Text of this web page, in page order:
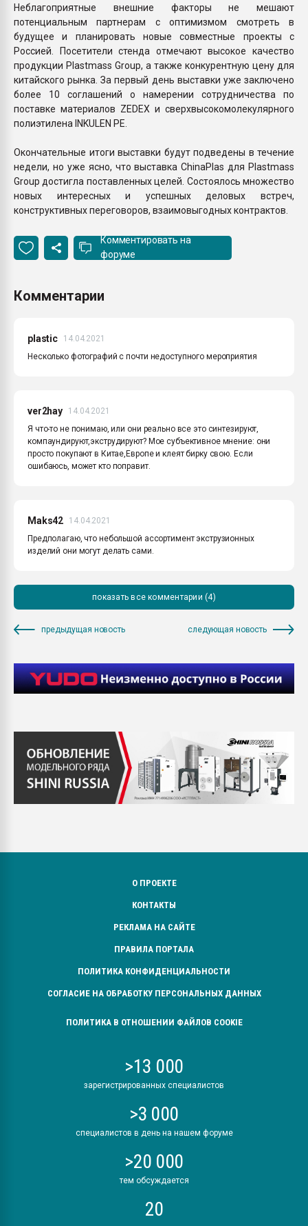
Неблагоприятные внешние факторы не мешают
потенциальным партнерам с оптимизмом смотреть в
будущее и планировать новые совместные проекты с
Россией. Посетители стенда отмечают высокое качество
продукции Plastmass Group, а также конкурентную цену для
китайского рынка. За первый день выставки уже заключено
более 10 соглашений о намерении сотрудничества по
поставке материалов ZEDEX и сверхвысокомолекулярного
полиэтилена INKULEN PE.
Окончательные итоги выставки будут подведены в течение
недели, но уже ясно, что выставка ChinaPlas для Plastmass
Group достигла поставленных целей. Состоялось множество
новых интересных и успешных деловых встреч,
конструктивных переговоров, взаимовыгодных контрактов.
Комментировать на
форуме
Комментарии
plastic
14.04.2021
Несколько фотографий с почти недоступного мероприятия
ver2hay
14.04.2021
Я что-то не понимаю, или они реально все это синтезируют,
компаундируют,экструдируют? Мое субъективное мнение: они
просто покупают в Китае,Европе и клеят бирку свою. Если
ошибаюсь, может кто поправит.
Maks42
14.04.2021
Предполагаю, что небольшой ассортимент экструзионных
изделий они могут делать сами.
показать все комментарии (4)
предыдущая новость следующая новость
О ПРОЕКТЕ
КОНТАКТЫ
РЕКЛАМА НА САЙТЕ
ПРАВИЛА ПОРТАЛА
ПОЛИТИКА КОНФИДЕНЦИАЛЬНОСТИ
СОГЛАСИЕ НА ОБРАБОТКУ ПЕРСОНАЛЬНЫХ ДАННЫХ
ПОЛИТИКА В ОТНОШЕНИИ ФАЙЛОВ COOKIE
>13 000
зарегистрированных специалистов
>3 000
специалистов в день на нашем форуме
>20 000
тем обсуждается
20